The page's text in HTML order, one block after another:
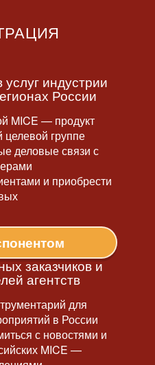
индустрии
России
MICE — продукт
группе
деловые связи с
и приобрести
заказчиков и
агентств
для
в России
с новостями и
MICE —